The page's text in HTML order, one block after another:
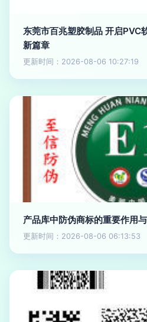
东莞市百兆塑胶制品 开启PVC
新篇章
更新时间：2026-08-06 10:27:19
产品库中防伪商标的重要作用
更新时间：2026-08-06 06:13:53